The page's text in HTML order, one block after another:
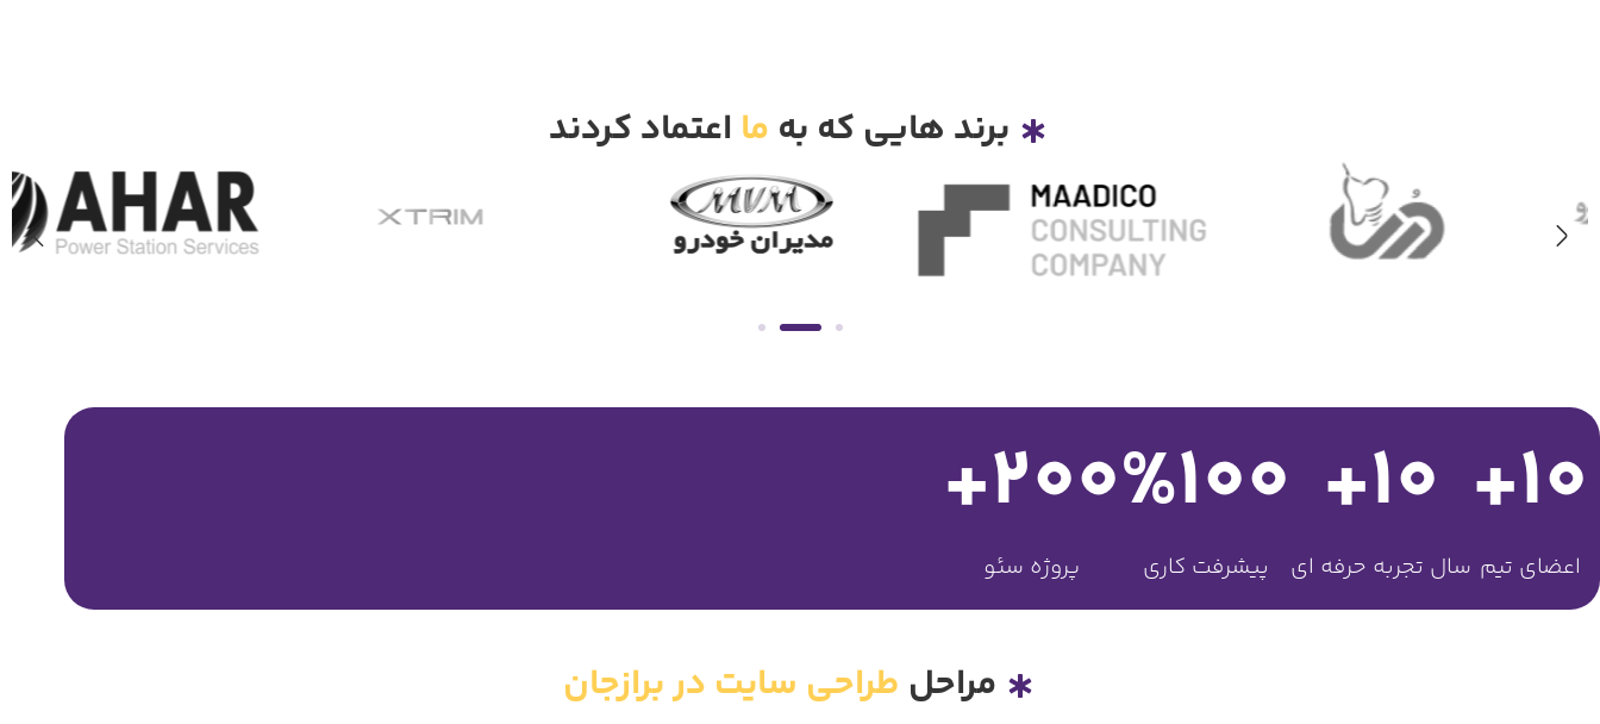
برند هایی که به ما اعتماد کردند
اعضای تیم
10
+
سال تجربه حرفه ای
10
+
پیشرفت کاری
100
%
پروژه سئو
200
+
مراحل طراحی سایت در برازجان